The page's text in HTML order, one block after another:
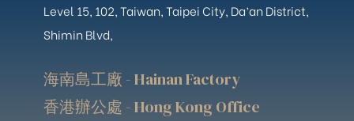
Level 15, 102, Taiwan, Taipei City, Da’an District,
Shimin Blvd,
海南島工廠 - Hainan Factory
香港辦公處 - Hong Kong Office